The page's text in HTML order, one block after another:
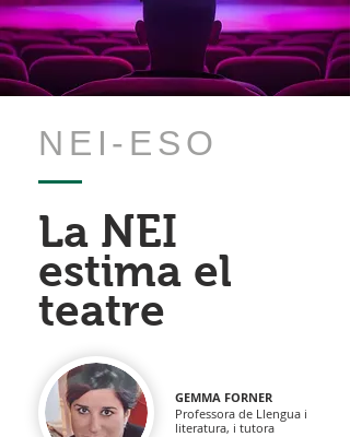
NEI-ESO
La NEI
estima el
teatre
GEMMA FORNER
Professora de Llengua i
literatura, i tutora